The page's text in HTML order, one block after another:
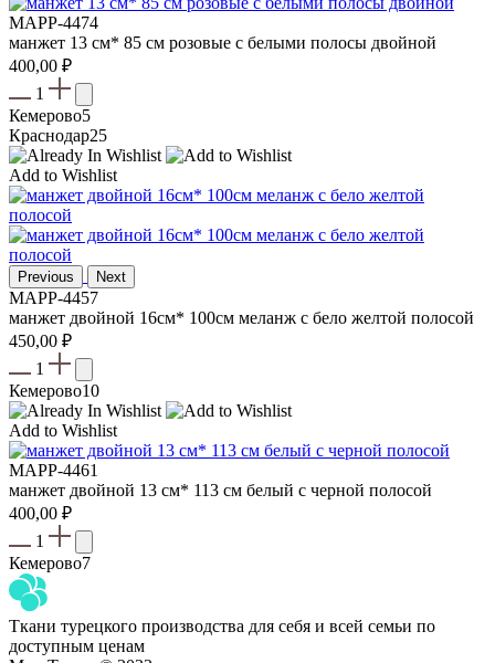
MAPP-4474
манжет 13 см* 85 см розовые с белыми полосы двойной
400,00 ₽
1
Кемерово5
Краснодар25
Add to Wishlist
Previous Next
MAPP-4457
манжет двойной 16см* 100см меланж с бело желтой полосой
450,00 ₽
1
Кемерово10
Add to Wishlist
MAPP-4461
манжет двойной 13 см* 113 см белый с черной полосой
400,00 ₽
1
Кемерово7
Ткани турецкого производства для себя и всей семьи по
доступным ценам